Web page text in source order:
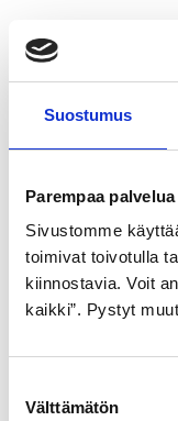
Suostumus
Parempaa
Sivustomme
toimivat toivotulla
kiinnostavia. Voit
kaikki”. Pystyt
Välttämätön
Tutustu myös
GOLDEN BOY
MUSTA